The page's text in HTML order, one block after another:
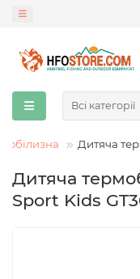
Всі категорії
Дитяча
Дитяча
Sport Kids